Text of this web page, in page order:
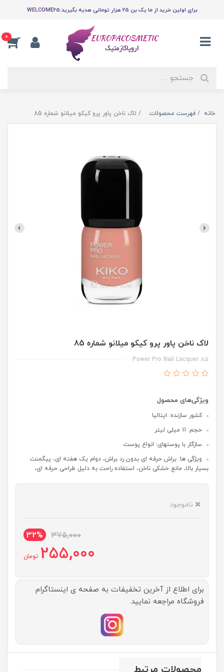
برای اولین خرید از ما یک بن 25 هزار تومانی هدیه بگیرید:WELCOME25
0
خانه فهرست محصولات لاک ناخن پاور پرو کیکو میلانو شماره 85
لاک ناخن پاور پرو کیکو میلانو شماره 85
Power Pro Nail Lacquer 85
ویژگی‌های محصول
کشور سازنده: ایتالیا
حجم: 11 میلی لیتر
سازگار با پوستهای: انواع پوست
ویژگی ها: براش حرفه ای بدون رد براش، دوام یک هفته ای، پیگمنت
بسیار بالا، مانع خشکی ناخن، استفاده راحت به دلیل طراحی حرفه ای،
ناموجود
375,000
32%
255,000 تومان
برای اطلاع از آخرین تخفیفات به صفحه ی اینستاگرام
فروشگاه مراجعه نمایید.